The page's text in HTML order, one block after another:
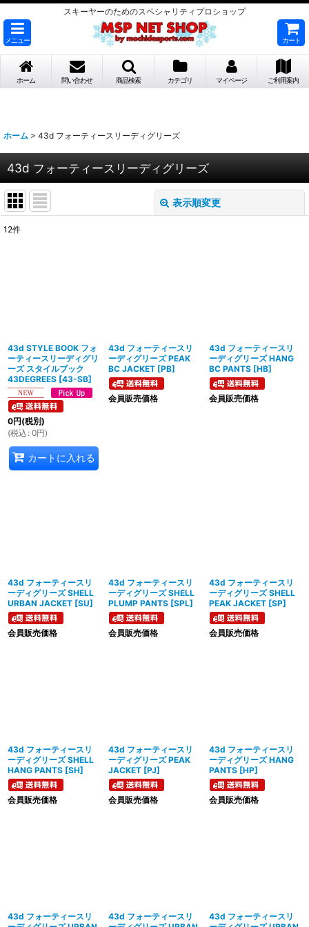
スキーヤーのためのスペシャリティプロショップ
メニュー カート
ホーム 問い合わせ 商品検索 カテゴリ マイページ ご利用案内
ホーム > 43d フォーティースリーディグリーズ
43d フォーティースリーディグリーズ
表示順変更
12件
43d STYLE BOOK フォ
ーティースリーディグリ
ーズ スタイルブック
43DEGREES [43-SB]
0円(税別)
(税込 : 0円)
カートに入れる
43d フォーティースリ
ーディグリーズ PEAK
BC JACKET [PB]
会員販売価格
43d フォーティースリ
ーディグリーズ HANG
BC PANTS [HB]
会員販売価格
43d フォーティースリ
ーディグリーズ SHELL
URBAN JACKET [SU]
会員販売価格
43d フォーティースリ
ーディグリーズ SHELL
PLUMP PANTS [SPL]
会員販売価格
43d フォーティースリ
ーディグリーズ SHELL
PEAK JACKET [SP]
会員販売価格
43d フォーティースリ
ーディグリーズ SHELL
HANG PANTS [SH]
会員販売価格
43d フォーティースリ
ーディグリーズ PEAK
JACKET [PJ]
会員販売価格
43d フォーティースリ
ーディグリーズ HANG
PANTS [HP]
会員販売価格
43d フォーティースリ
43d フォーティースリ
43d フォーティースリ